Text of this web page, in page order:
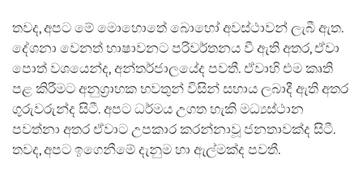
තවද, අපට මේ මොහොතේ බොහෝ අවස්ථාවන් ලැබී ඇත.
දේශනා වෙනත් භාෂාවනට පරිවර්තනය වී ඇති අතර, ඒවා
පොත් වශයෙන්ද, අන්තර්ජාලයේද පවතී. ඒවාහි එම කෘති
පළ කිරීමට අනුග්‍රාහක භවතුන් විසින් සහාය ලබාදී ඇති අතර
ගුරුවරුන්ද සිටී. අපට ධර්මය උගත හැකි මධ්‍යස්ථාන
පවත්නා අතර ඒවාට උපකාර කරන්නාවූ ජනතාවක්ද සිටී.
තවද, අපට ඉගෙනීමේ දැනුම හා ඇල්මක්ද පවතී.